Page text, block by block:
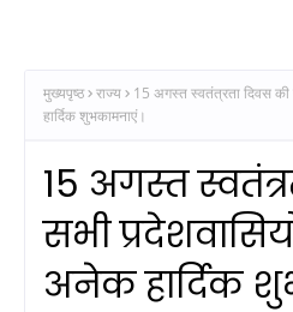
मुख्यपृष्ठ राज्य
15 अगस्त स्वतंत्रता दिवस
हार्दिक शुभकामनाएं।
15 अगस्त
सभी
अनेक हार्दिक